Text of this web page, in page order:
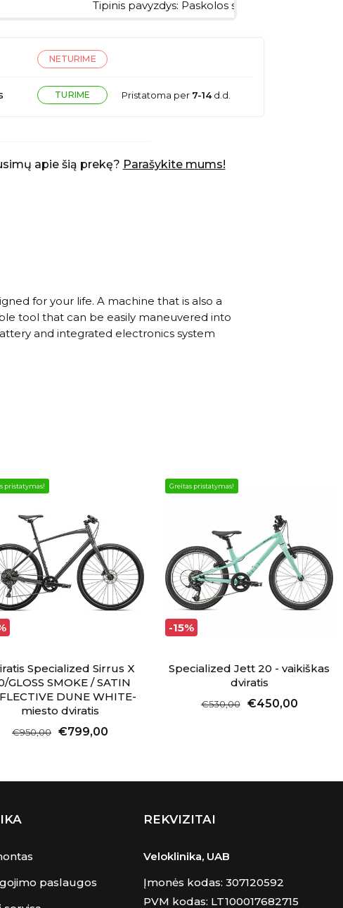
NETURIME
TURIME Pristatoma per 7-14d.d.
apie šią prekę? Parašykite mums!
for your life. A machine that is also a
tool that can be easily maneuvered into
and integrated electronics system
pristatymas!
Specialized Sirrus X
GLOSS SMOKE / SATIN
DUNE WHITE-
miesto dviratis
€950,00 €799,00
-15%
Greitas pristatymas!
Specialized Jett 20 - vaikiškas
dviratis
€530,00 €450,00
paslaugos
REKVIZITAI
Veloklinika, UAB
Įmonės kodas: 307120592
PVM kodas: LT100017682715